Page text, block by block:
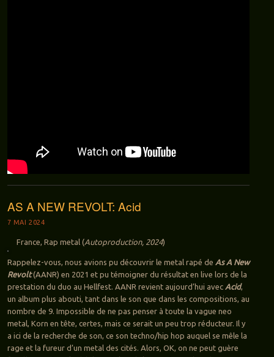
AS A NEW REVOLT: Acid
7 MAI 2024
France, Rap metal (Autoproduction, 2024)
Rappelez-vous, nous avions pu découvrir le metal rapé de As A New
Revolt(AANR) en 2021 et pu témoigner du résultat en live lors de la
prestation du duo au Hellfest. AANR revient aujourd’hui avec Acid,
un album plus abouti, tant dans le son que dans les compositions, au
nombre de 9. Impossible de ne pas penser à toute la vague neo
metal, Korn en tête, certes, mais ce serait un peu trop réducteur. Il y
a ici de la recherche de son, ce son techno/hip hop auquel se mêle la
rage et la fureur d’un metal des cités. Alors, OK, on ne peut guère